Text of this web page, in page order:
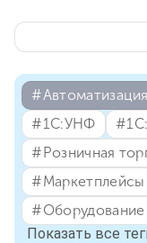
#⁣1С:УНФ
#⁣Розничная
#⁣Маркетплейсы
#⁣Оборудование
Показать все